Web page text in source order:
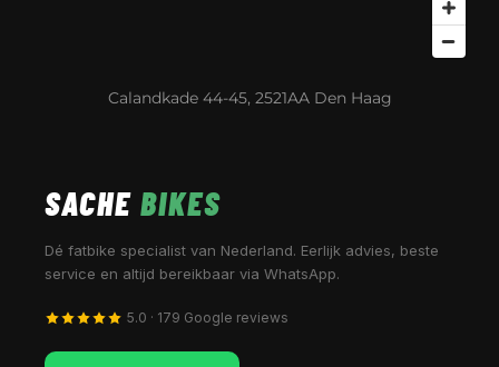
Calandkade 44-45, 2521AA Den Haag
SACHE BIKES
Dé fatbike specialist van Nederland. Eerlijk advies, beste
service en altijd bereikbaar via WhatsApp.
5.0 · 179 Google reviews